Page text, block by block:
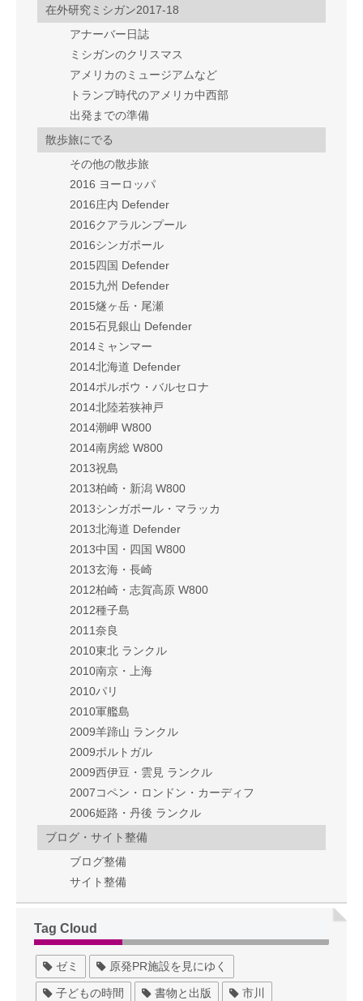
在外研究ミシガン2017-18
アナーバー日誌
ミシガンのクリスマス
アメリカのミュージアムなど
トランプ時代のアメリカ中西部
出発までの準備
散歩旅にでる
その他の散歩旅
2016 ヨーロッパ
2016庄内 Defender
2016クアラルンプール
2016シンガポール
2015四国 Defender
2015九州 Defender
2015燧ヶ岳・尾瀬
2015石見銀山 Defender
2014ミャンマー
2014北海道 Defender
2014ポルボウ・バルセロナ
2014北陸若狭神戸
2014潮岬 W800
2014南房総 W800
2013祝島
2013柏崎・新潟 W800
2013シンガポール・マラッカ
2013北海道 Defender
2013中国・四国 W800
2013玄海・長崎
2012柏崎・志賀高原 W800
2012種子島
2011奈良
2010東北 ランクル
2010南京・上海
2010パリ
2010軍艦島
2009羊蹄山 ランクル
2009ポルトガル
2009西伊豆・雲見 ランクル
2007コペン・ロンドン・カーディフ
2006姫路・丹後 ランクル
ブログ・サイト整備
ブログ整備
サイト整備
Tag Cloud
ゼミ 原発PR施設を見にゆく
子どもの時間 書物と出版 市川